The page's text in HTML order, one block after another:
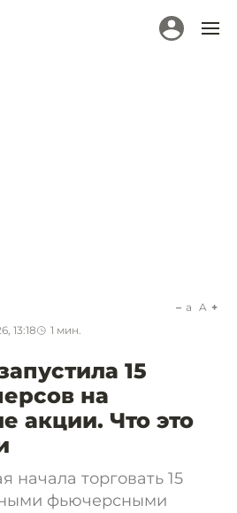
13:18 1 мин.
a A
15
на
акции. Что это
торговать 15
фьючерсными